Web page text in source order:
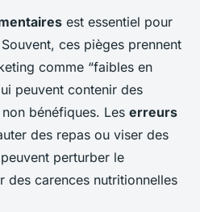
est essentiel pour
ces pièges prennent
comme “faibles en
peuvent contenir des
bénéfiques. Les erreurs
des repas ou viser des
perturber le
des carences nutritionnelles